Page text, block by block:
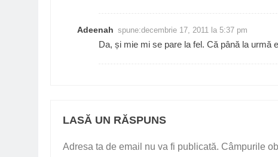
Adeenah spune:decembrie 17, 2011 la 5:37 pm
Da, și mie mi se pare la fel. Că până la
LASĂ UN RĂSPUNS
Adresa ta de email nu va fi publicată. Câmpurile